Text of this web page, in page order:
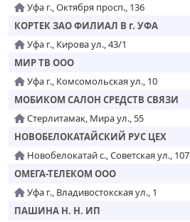
Уфа г., Октября просп., 136
КОРТЕК ЗАО ФИЛИАЛ В г. УФА
Уфа г., Кирова ул., 43/1
МИР ТВ ООО
Уфа г., Комсомольская ул., 10
МОБИКОМ САЛОН СРЕДСТВ СВЯЗИ
Стерлитамак, Мира ул., 55
НОВОБЕЛОКАТАЙСКИЙ РУС ЦЕХ
Новобелокатай с., Советская ул., 107
ОМЕГА-ТЕЛЕКОМ ООО
Уфа г., Владивостокская ул., 1
ПАШИНА Н. Н. ИП